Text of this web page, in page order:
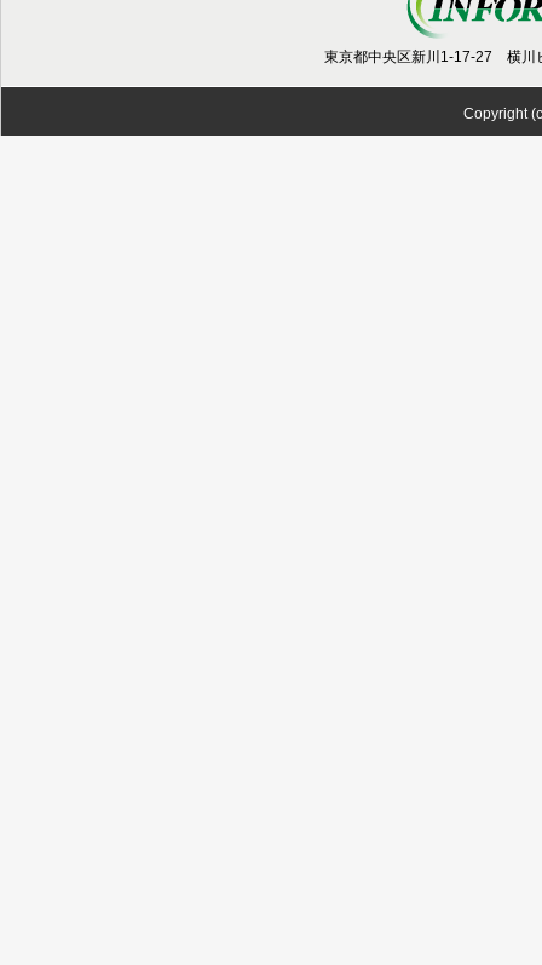
東京都中央区新川1-17-27 横
Copyright